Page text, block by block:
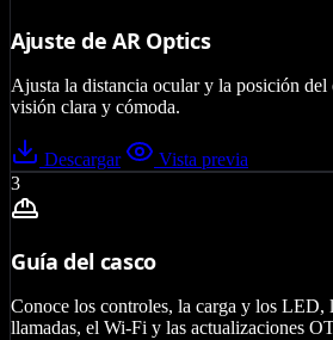
Ajuste de AR Optics
Ajusta la distancia ocular y la posición del
visión clara y cómoda.
Descargar
Vista previa
3
Guía del casco
Conoce los controles, la carga y los LED,
llamadas, el Wi-Fi y las actualizaciones